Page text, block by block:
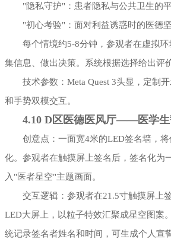
"隐私守护"：患者隐私与公共卫生的
"初心考验"：面对利益诱惑时的医德
每个情境约5-8分钟，参观者在虚拟
集信息、做出决策。系统根据选择给出评
技术参数：Meta Quest 3头显，定制
和手势双模交互。
4.10 D区医德医风厅——医学生
创意点：一面宽4米的LED签名墙，
化。参观者在触摸屏上签名后，签名化为
入"医者星空"主题画面。
交互逻辑：参观者在21.5寸触摸屏上
LED大屏上，以粒子特效汇聚成星空图案
统记录签名者姓名和时间，可生成个人宣